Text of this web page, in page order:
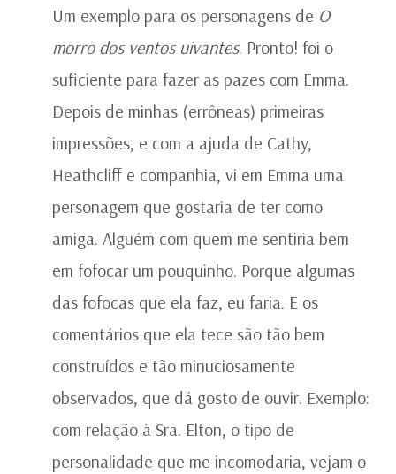
Um exemplo para os personagens de O
morro dos ventos uivantes. Pronto! foi o
suficiente para fazer as pazes com Emma.
Depois de minhas (errôneas) primeiras
impressões, e com a ajuda de Cathy,
Heathcliff e companhia, vi em Emma uma
personagem que gostaria de ter como
amiga. Alguém com quem me sentiria bem
em fofocar um pouquinho. Porque algumas
das fofocas que ela faz, eu faria. E os
comentários que ela tece são tão bem
construídos e tão minuciosamente
observados, que dá gosto de ouvir. Exemplo:
com relação à Sra. Elton, o tipo de
personalidade que me incomodaria, vejam o